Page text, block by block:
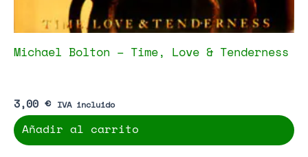
Michael Bolton – Time, Love & Tenderness
3,00 € IVA incluido
Añadir al carrito